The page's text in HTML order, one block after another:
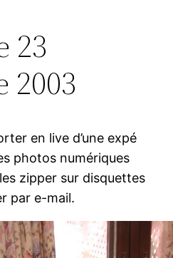
23
2003
en live d’une expé
photos numériques
zipper sur disquettes
par e-mail.